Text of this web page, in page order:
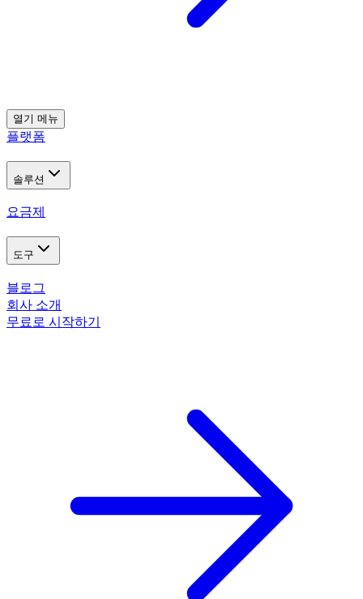
열기 메뉴
플랫폼
솔루션
요금제
도구
블로그
회사 소개
무료로 시작하기